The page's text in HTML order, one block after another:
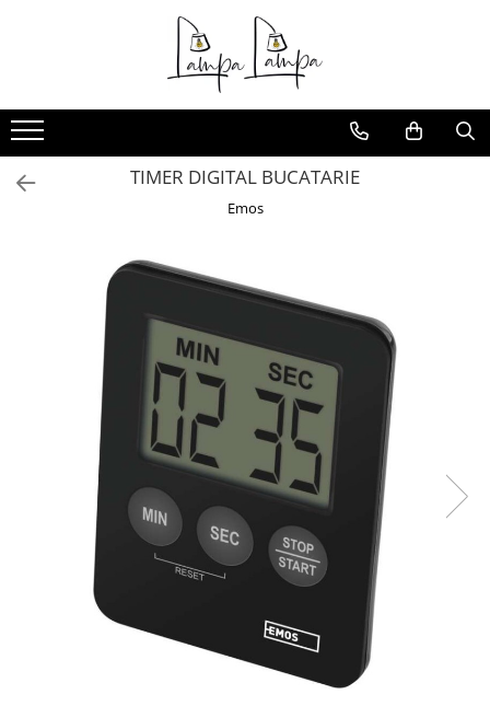
Corpuri de iluminat exterior
Aplice pentru exterior
Iluminat stradal
Lampi de birou
Sine magnetice
Corpuri de iluminat pentru baie
Lampadare
Lampi de perete
Corpuri de iluminat tehnice
TIMER DIGITAL BUCATARIE
Emos